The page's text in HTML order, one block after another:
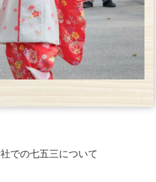
での七五三について